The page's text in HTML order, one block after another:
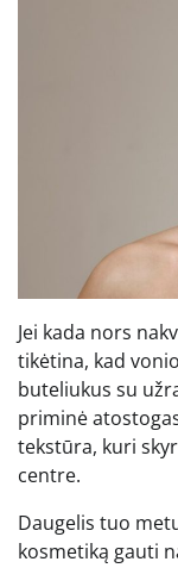
Jei kada nors
tikėtina, kad
buteliukus su
priminė
tekstūra, kuri
centre.
Daugelis tuo
kosmetiką gauti